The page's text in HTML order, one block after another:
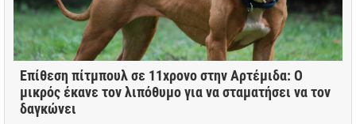
Επίθεση πίτμπουλ σε 11χρονο στην Αρτέμιδα: Ο
μικρός έκανε τον λιπόθυμο για να σταματήσει να τον
δαγκώνει